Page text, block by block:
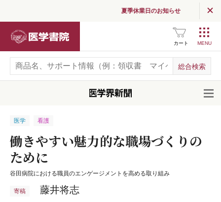
夏季休業日のお知らせ
カート
医学 看護
働きやすい魅力的な職場づくりの
ために
谷田病院における職員のエンゲージメントを高める取り組み
寄稿 藤井将志